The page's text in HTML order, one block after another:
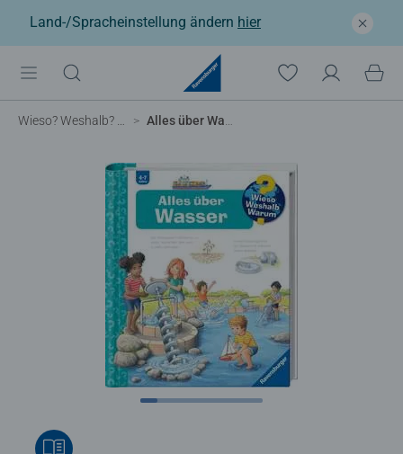
Land-/Spracheinstellung ändern hier
Wieso? Weshalb? Warum? Alles über Wasser